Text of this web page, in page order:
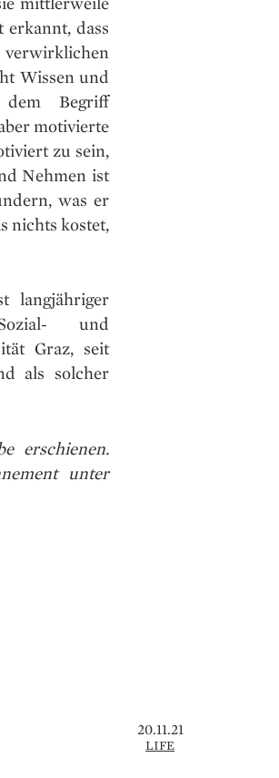
erkannt, dass
verwirklichen
Wissen und
Begriff
motivierte
zu sein,
Nehmen ist
was er
nichts kostet,
langjähriger
und
Graz, seit
als solcher
erschienen.
unter
20.11.21
LIFE